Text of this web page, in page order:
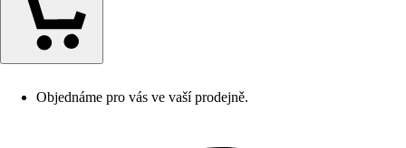
Objednáme pro vás ve vaší prodejně.